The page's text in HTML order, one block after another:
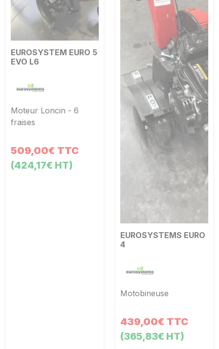
EUROSYSTEM EURO 5
EVO L6
Moteur Loncin - 6
fraises
509,00€ TTC
(424,17€ HT)
EUROSYSTEMS EURO
4
Motobineuse
439,00€ TTC
(365,83€ HT)